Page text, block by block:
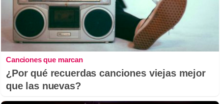
Canciones que marcan
¿Por qué recuerdas canciones viejas mejor
que las nuevas?